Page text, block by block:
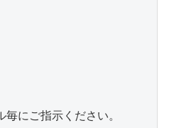
毎にご指示ください。